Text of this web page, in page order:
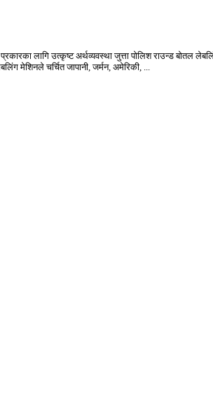
लागि उत्कृष्ट अर्थव्यवस्था जुत्ता पोलिश राउन्ड बोतल
मेशिनले चर्चित जापानी, जर्मन, अमेरिकी, ...